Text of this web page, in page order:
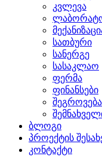
კვლევა
სათბური
სანერგე
სასაკლაო
ფერმა
ფინანსები
ბლოგი
პროექტის
კონტაქტი